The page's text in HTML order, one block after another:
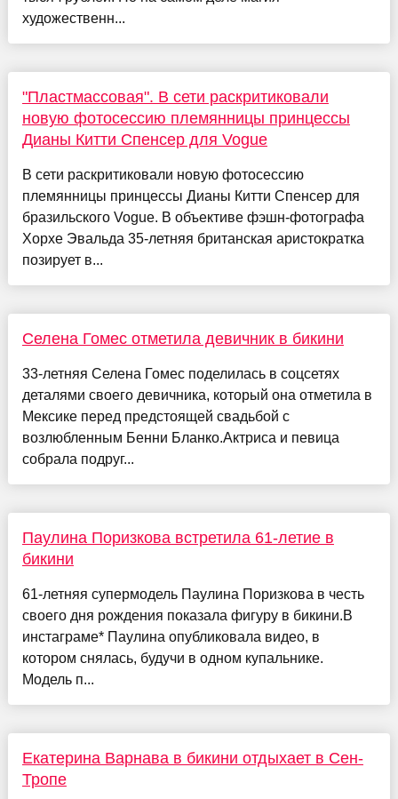
художественн...
"Пластмассовая". В сети раскритиковали
новую фотосессию племянницы принцессы
Дианы Китти Спенсер для Vogue
В сети раскритиковали новую фотосессию
племянницы принцессы Дианы Китти Спенсер для
бразильского Vogue. В объективе фэшн-фотографа
Хорхе Эвальда 35-летняя британская аристократка
позирует в...
Селена Гомес отметила девичник в бикини
33-летняя Селена Гомес поделилась в соцсетях
деталями своего девичника, который она отметила в
Мексике перед предстоящей свадьбой с
возлюбленным Бенни Бланко.Актриса и певица
собрала подруг...
Паулина Поризкова встретила 61-летие в
бикини
61-летняя супермодель Паулина Поризкова в честь
своего дня рождения показала фигуру в бикини.В
инстаграме* Паулина опубликовала видео, в
котором снялась, будучи в одном купальнике.
Модель п...
Екатерина Варнава в бикини отдыхает в Сен-
Тропе